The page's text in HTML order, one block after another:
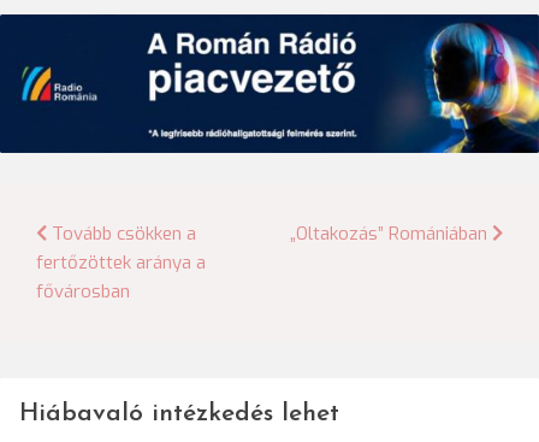
Bejegyzés
navigáció
Tovább csökken a
fertőzöttek aránya a
fővárosban
„Oltakozás” Romániában
Hiábavaló intézkedés lehet